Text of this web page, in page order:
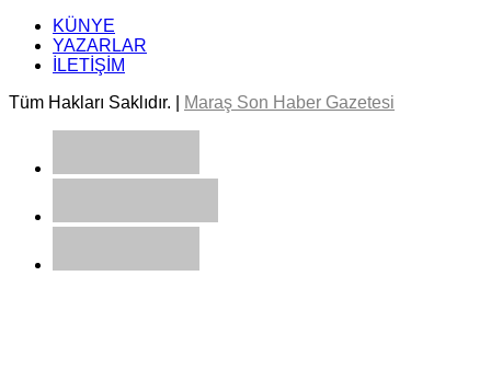
KÜNYE
YAZARLAR
İLETİŞİM
Tüm Hakları Saklıdır. |
Maraş Son Haber Gazetesi